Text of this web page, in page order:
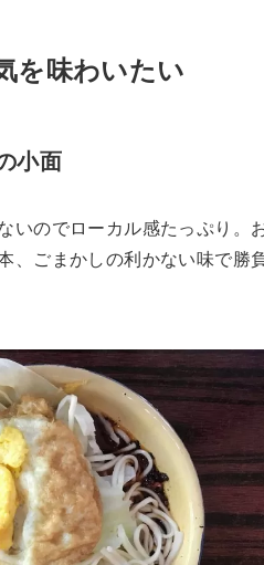
を味わいたい
小面
いのでローカル感たっぷり。
、ごまかしの利かない味で勝